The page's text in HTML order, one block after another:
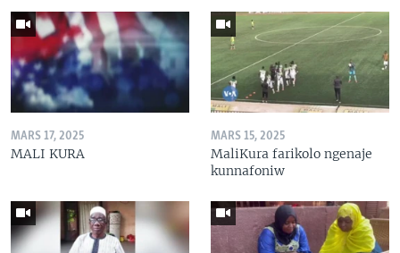
MARS 17, 2025
MALI KURA
MARS 15, 2025
MaliKura farikolo ngenaje
kunnafoniw